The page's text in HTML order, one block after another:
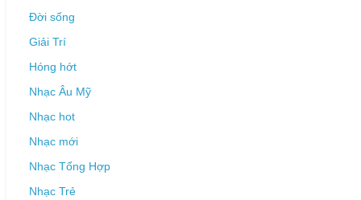
Đời sống
Giải Trí
Hóng hớt
Nhạc Âu Mỹ
Nhạc hot
Nhạc mới
Nhạc Tổng Hợp
Nhạc Trẻ